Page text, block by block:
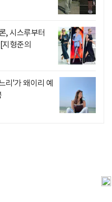
, 시스루부터
형준의
리'가 왜이리 예